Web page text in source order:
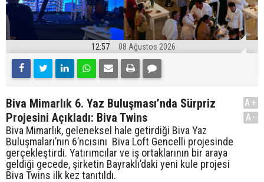
12:57 08 Ağustos 2026
Biva Mimarlık 6. Yaz Buluşması’nda Sürpriz
Projesini Açıkladı: Biva Twins
Biva Mimarlık, geleneksel hale getirdiği Biva Yaz
Buluşmaları’nın 6’ncısını Biva Loft Gencelli projesinde
gerçekleştirdi. Yatırımcılar ve iş ortaklarının bir araya
geldiği gecede, şirketin Bayraklı’daki yeni kule projesi
Biva Twins ilk kez tanıtıldı.
A+
A-